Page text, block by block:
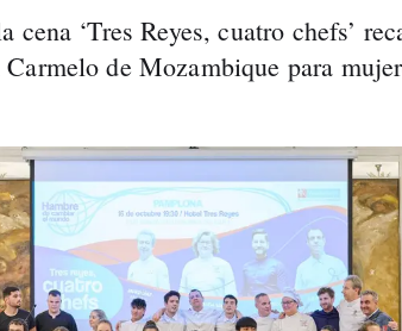
cena ‘Tres Reyes, cuatro chefs’
de Mozambique para